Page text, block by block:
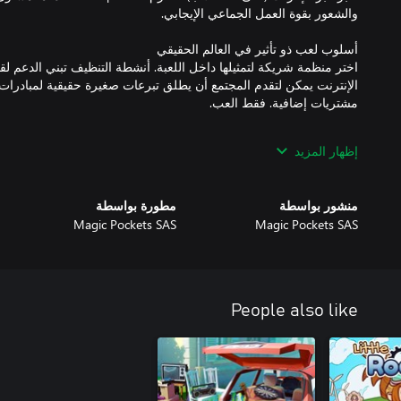
اختر منظمة شريكة لتمثيلها داخل اللعبة. أنشطة التنظيف تبني الدعم
الإنترنت يمكن لتقدم المجتمع أن يطلق تبرعات صغيرة حقيقية
تحت النفايات توجد آثار قديمة وأصداء من حضارات منسية. أثناء
إظهار المزيد
منشور بواسطة
Magic Pockets SAS
مطورة بواسطة
Magic Pockets SAS
People also like